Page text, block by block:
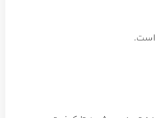
است.